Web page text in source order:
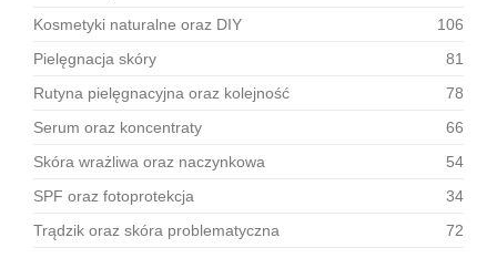
Kosmetyki naturalne oraz DIY
106
Pielęgnacja skóry
81
Rutyna pielęgnacyjna oraz kolejność
78
Serum oraz koncentraty
66
Skóra wrażliwa oraz naczynkowa
54
SPF oraz fotoprotekcja
34
Trądzik oraz skóra problematyczna
72